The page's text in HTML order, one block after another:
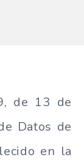
de 13 de
Datos de
en la